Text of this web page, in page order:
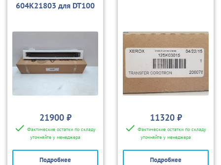
604K21803 для DT100
21900 ₽
Фактические остатки по складу
уточняйте у менеджера
Подробнее
11320 ₽
Фактические остатки по складу
уточняйте у менеджера
Подробнее